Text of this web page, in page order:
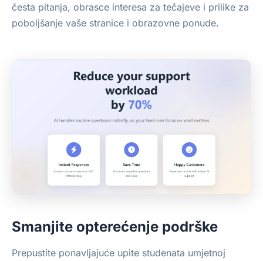
česta pitanja, obrasce interesa za tečajeve i prilike za
poboljšanje vaše stranice i obrazovne ponude.
Smanjite opterećenje podrške
Prepustite ponavljajuće upite studenata umjetnoj